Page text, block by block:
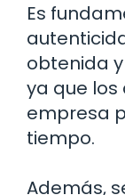
Es
obtenida
ya que los
empresa
tiempo.
Además,